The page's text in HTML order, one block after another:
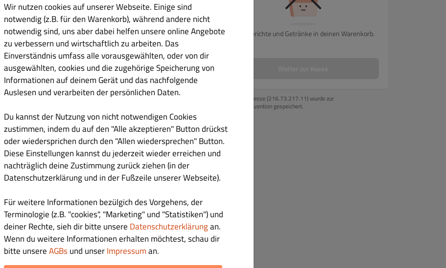
Chicken Burger Angus Burger Chicken Burger Veggie Burger
€ 9.00
Zwiebeln,
€ 9.00
Lege Gerichte und Getränke in deinen Warenkorb.
Ihre IP-Adresse (216.73.217.11) wurde zur
Betrugsprävention gespeichert.
Wir nutzen cookies auf unserer Webseite. Einige sind
notwendig (z.B. für den Warenkorb), während andere nicht
notwendig sind, uns aber dabei helfen unsere online Angebote
zu verbessern und wirtschaftlich zu arbeiten. Das
Einverständnis umfass alle vorausgewählten, oder von dir
ausgewählten, cookies und die zugehörige Speicherung von
Informationen auf deinem Gerät und das nachfolgende
Auslesen und verarbeiten der persönlichen Daten.
Du kannst der Nutzung von nicht notwendigen Cookies
zustimmen, indem du auf den "Alle akzeptieren" Button drückst
oder wiedersprichen durch den "Allen wiedersprechen" Button.
Diese Einstellungen kannst du jederzeit wieder erreichen und
nachträglich deine Zustimmung zurück ziehen (in der
Datenschutzerklärung und in der Fußzeile unserer Webseite).
Für weitere Informationen bezülgich des Vorgehens, der
Terminologie (z.B. "cookies", "Marketing" und "Statistiken") und
deiner Rechte, sieh dir bitte unsere Datenschutzerklärungan.
Wenn du weitere Informationen erhalten möchtest, schau dir
bitte unsereAGBsund unserImpressuman.